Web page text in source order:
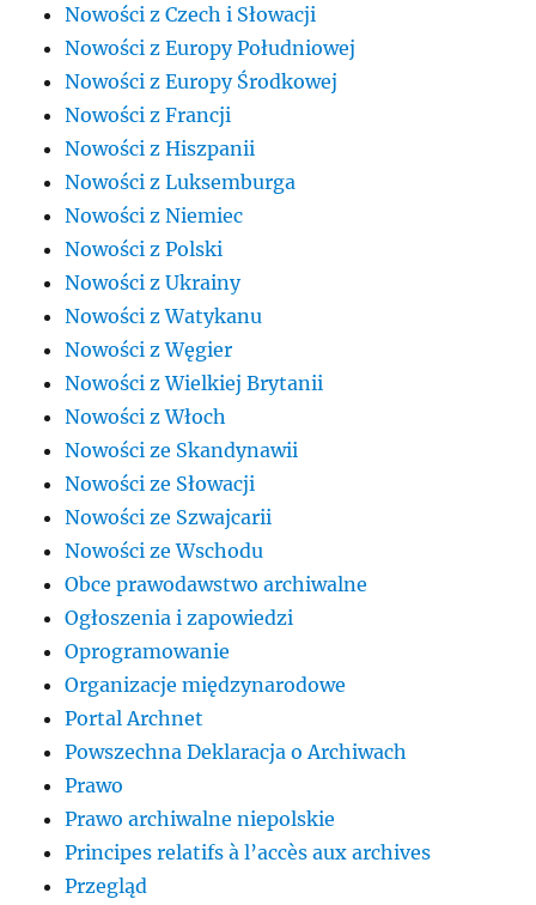
Nowości z Czech i Słowacji
Nowości z Europy Południowej
Nowości z Europy Środkowej
Nowości z Francji
Nowości z Hiszpanii
Nowości z Luksemburga
Nowości z Niemiec
Nowości z Polski
Nowości z Ukrainy
Nowości z Watykanu
Nowości z Węgier
Nowości z Wielkiej Brytanii
Nowości z Włoch
Nowości ze Skandynawii
Nowości ze Słowacji
Nowości ze Szwajcarii
Nowości ze Wschodu
Obce prawodawstwo archiwalne
Ogłoszenia i zapowiedzi
Oprogramowanie
Organizacje międzynarodowe
Portal Archnet
Powszechna Deklaracja o Archiwach
Prawo
Prawo archiwalne niepolskie
Principes relatifs à l’accès aux archives
Przegląd